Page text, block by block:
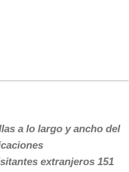
a lo largo y ancho del
extranjeros 151